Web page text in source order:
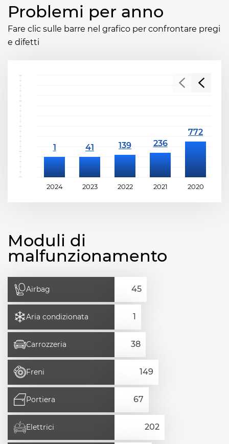
Problemi per anno
Fare clic sulle barre nel grafico per confrontare pregi
e difetti
2024 2023 2022 2021 2020
Moduli di
malfunzionamento
Airbag
Aria condizionata
Carrozzeria
Freni
Portiera
Elettrici